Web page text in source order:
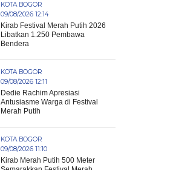
KOTA BOGOR
09/08/2026 12:14
Kirab Festival Merah Putih 2026
Libatkan 1.250 Pembawa
Bendera
KOTA BOGOR
09/08/2026 12:11
Dedie Rachim Apresiasi
Antusiasme Warga di Festival
Merah Putih
KOTA BOGOR
09/08/2026 11:10
Kirab Merah Putih 500 Meter